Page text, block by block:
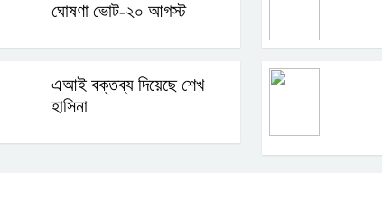
ঘোষণা ভোট-২০ আগস্ট
এআই বক্তব্য দিয়েছে শেখ
হাসিনা